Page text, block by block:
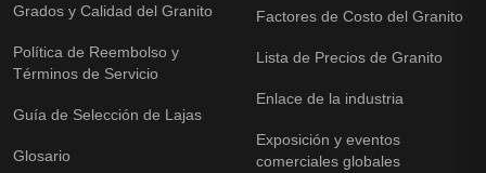
Grados y Calidad del Granito
Política de Reembolso y
Términos de Servicio
Guía de Selección de Lajas
Glosario
Factores de Costo del Granito
Lista de Precios de Granito
Enlace de la industria
Exposición y eventos
comerciales globales